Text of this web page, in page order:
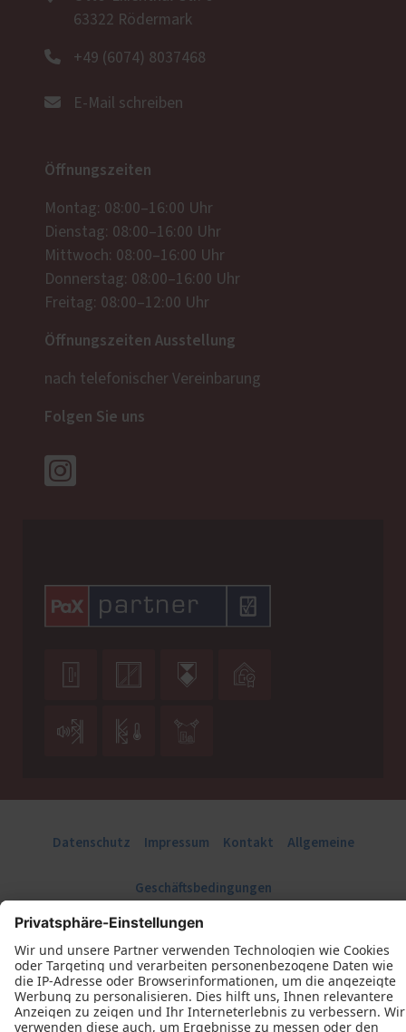
63322 Rödermark
+49 (6074) 8037468
E-Mail schreiben
Öffnungszeiten
Montag: 08:00–16:00 Uhr
Dienstag: 08:00–16:00 Uhr
Mittwoch: 08:00–16:00 Uhr
Donnerstag: 08:00–16:00 Uhr
Freitag: 08:00–12:00 Uhr
Öffnungszeiten Ausstellung
nach telefonischer Vereinbarung
Folgen Sie uns
  
  
Datenschutz Impressum Kontakt Allgemeine
Geschäftsbedingungen
Tischlerei Schulmeyer © 2026